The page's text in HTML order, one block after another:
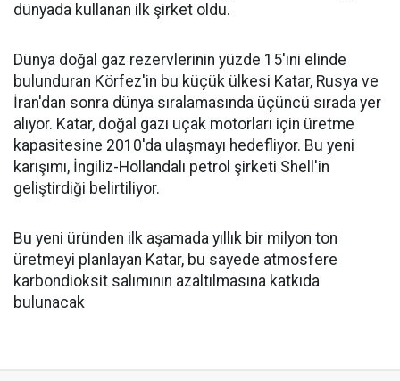
dünyada kullanan ilk şirket oldu.
Dünya doğal gaz rezervlerinin yüzde 15'ini elinde
bulunduran Körfez'in bu küçük ülkesi Katar, Rusya ve
İran'dan sonra dünya sıralamasında üçüncü sırada yer
alıyor. Katar, doğal gazı uçak motorları için üretme
kapasitesine 2010'da ulaşmayı hedefliyor. Bu yeni
karışımı, İngiliz-Hollandalı petrol şirketi Shell'in
geliştirdiği belirtiliyor.
Bu yeni üründen ilk aşamada yıllık bir milyon ton
üretmeyi planlayan Katar, bu sayede atmosfere
karbondioksit salımının azaltılmasına katkıda
bulunacak